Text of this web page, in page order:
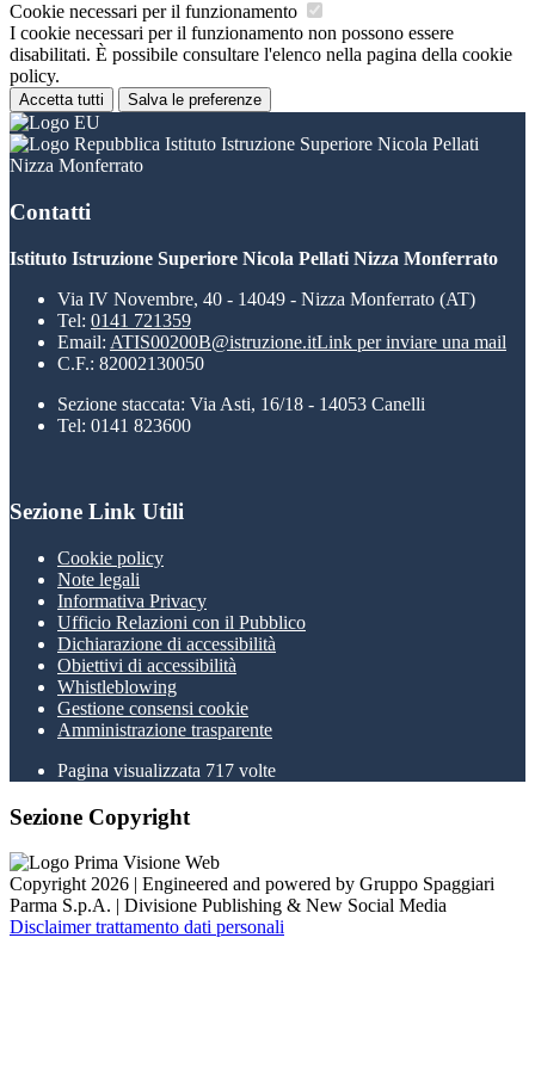
Cookie necessari per il funzionamento
I cookie necessari per il funzionamento non possono essere
disabilitati. È possibile consultare l'elenco nella pagina della cookie
policy.
Accetta tutti Salva le preferenze
Istituto Istruzione Superiore Nicola Pellati
Nizza Monferrato
Contatti
Istituto Istruzione Superiore Nicola Pellati Nizza Monferrato
Via IV Novembre, 40 - 14049 - Nizza Monferrato (AT)
Tel: 0141 721359
Email: ATIS00200B@istruzione.itLink per inviare una mail
C.F.: 82002130050
Sezione staccata: Via Asti, 16/18 - 14053 Canelli
Tel: 0141 823600
Sezione Link Utili
Cookie policy
Note legali
Informativa Privacy
Ufficio Relazioni con il Pubblico
Dichiarazione di accessibilità
Obiettivi di accessibilità
Whistleblowing
Gestione consensi cookie
Amministrazione trasparente
Pagina visualizzata 717 volte
Sezione Copyright
Copyright 2026 | Engineered and powered by Gruppo Spaggiari
Parma S.p.A. | Divisione Publishing & New Social Media
Disclaimer trattamento dati personali